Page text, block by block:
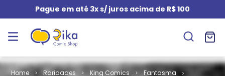
Pague em até 3x s/ juros acima de R$ 100
Raridades King Comics
Fantasma